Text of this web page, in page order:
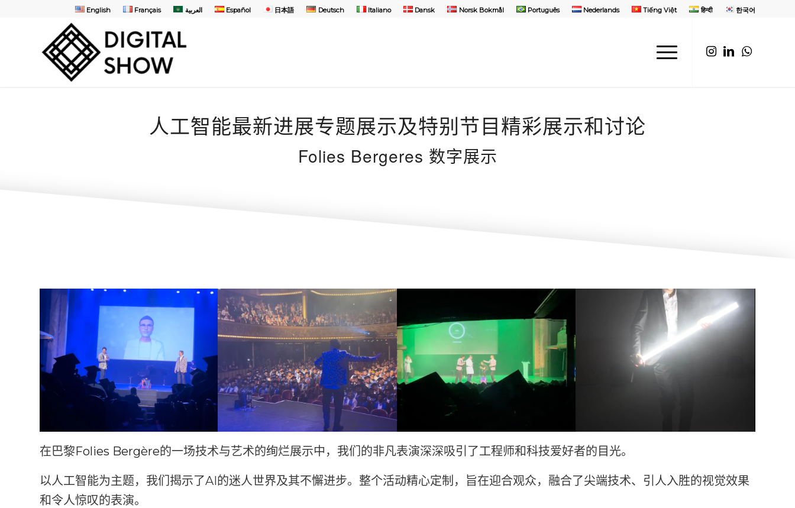
English Français العربية Español 日本語 Deutsch Italiano Dansk Norsk Bokmål Português Nederlands Tiếng Việt हिन्दी 한국어
人工智能最新进展专题展示及特别节目精彩展示和讨论
Folies Bergeres 数字展示
在巴黎Folies Bergère的一场技术与艺术的绚烂展示中，我们的非凡表演深深吸引了工程师和科技爱好者的目光。
以人工智能为主题，我们揭示了AI的迷人世界及其不懈进步。整个活动精心定制，旨在迎合观众，融合了尖端技术、引人入胜的视觉效果
和令人惊叹的表演。